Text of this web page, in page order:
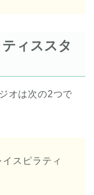
ィススタ
オは次の2つで
スピラティ